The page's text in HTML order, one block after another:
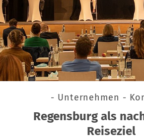
- Unternehmen -
Regensburg als
Reiseziel